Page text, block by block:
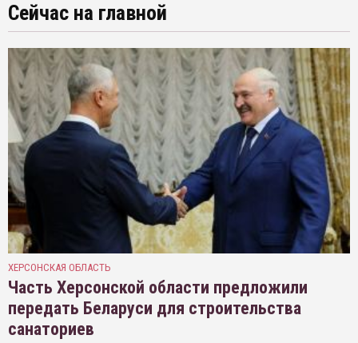
Сейчас на главной
ХЕРСОНСКАЯ ОБЛАСТЬ
Часть Херсонской области предложили
передать Беларуси для строительства
санаториев